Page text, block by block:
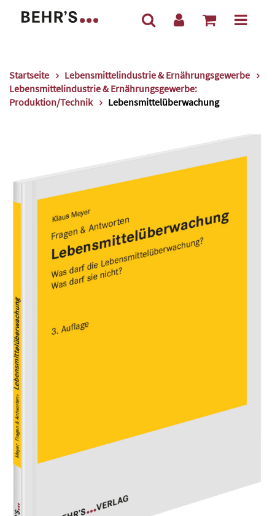
Startseite
Lebensmittelindustrie & Ernährungsgewerbe
Lebensmittelindustrie & Ernährungsgewerbe:
Produktion/Technik
Lebensmittelüberwachung